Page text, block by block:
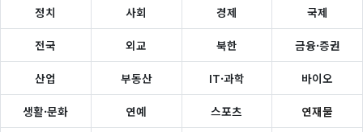
정치 사회 경제 국제
전국 외교 북한 금융·증권
산업 부동산 IT·과학 바이오
생활·문화 연예 스포츠 연재물